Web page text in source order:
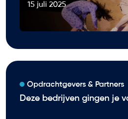
15 juli 2025
Opdrachtgevers & Partners
Deze bedrijven gingen je